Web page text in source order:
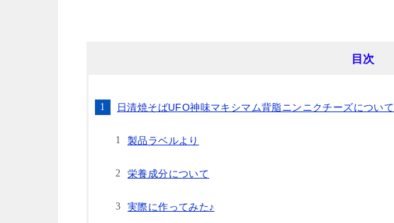
目次
日清焼そばUFO神味マキシマム背脂ニンニクチーズについて
製品ラベルより
栄養成分について
実際に作ってみた♪